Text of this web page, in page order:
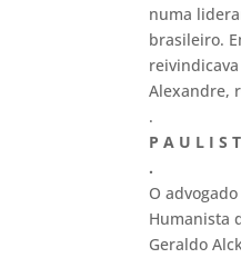
numa
brasileiro.
Alexandre,
.
P A U L I S
.
O
Humanista
Geraldo